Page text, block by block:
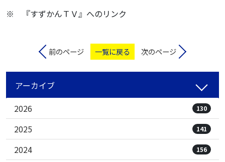
※ 『すずかんＴＶ』へのリンク
前のページ 一覧に戻る 次のページ
アーカイブ
2026
130
2025 141
2024 156